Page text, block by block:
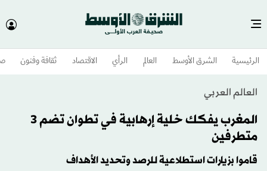
الرئيسية الشرق الأوسط​ العالم الرأي الاقتصاد ثقافة وفنون
العالم العربي
المغرب يفكك خلية إرهابية في تطوان تضم 3
متطرفين
قاموا بزيارات استطلاعية للرصد وتحديد الأهداف